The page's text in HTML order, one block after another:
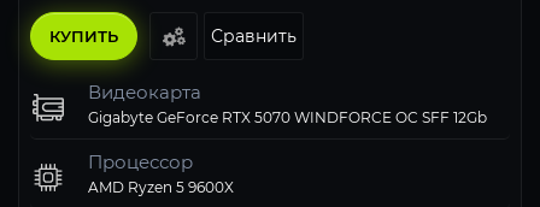
КУПИТЬ Сравнить
Видеокарта
Gigabyte GeForce RTX 5070 WINDFORCE OC SFF 12Gb
Процессор
AMD Ryzen 5 9600X